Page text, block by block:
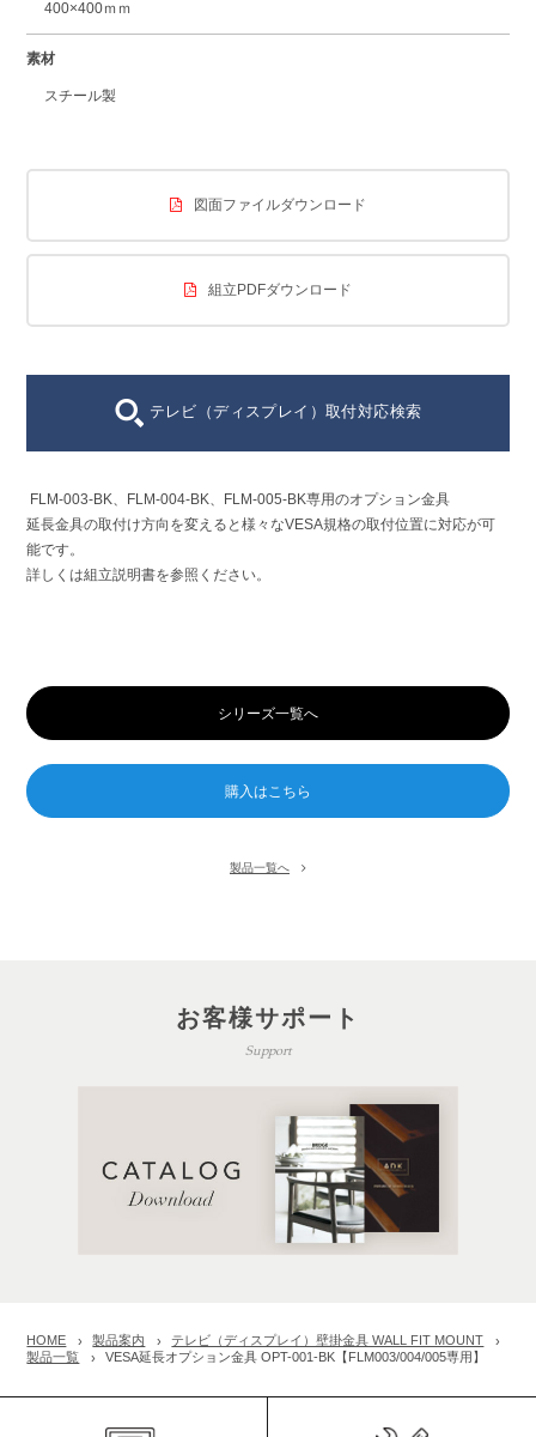
400×400ｍｍ
素材
スチール製
図面ファイルダウンロード
組立PDFダウンロード
テレビ（ディスプレイ）取付対応検索
FLM-003-BK、FLM-004-BK、FLM-005-BK専用のオプション金具
延長金具の取付け方向を変えると様々なVESA規格の取付位置に対応が可
能です。
詳しくは組立説明書を参照ください。
シリーズ一覧へ
製品一覧へ
お客様サポート
Support
HOME 製品案内
テレビ（ディスプレイ）壁掛金具 WALL FIT MOUNT
製品一覧
VESA延長オプション金具 OPT-001-BK【FLM003/004/005専用】